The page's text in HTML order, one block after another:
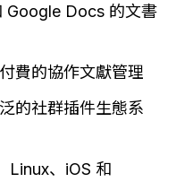
Docs 的文書
費的協作文獻管理
的社群插件生態系
Linux、iOS 和